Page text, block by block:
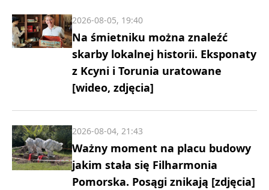
Na śmietniku można znaleźć
skarby lokalnej historii. Eksponaty
z Kcyni i Torunia uratowane
[wideo, zdjęcia]
2026-08-05, 19:40
Ważny moment na placu budowy
jakim stała się Filharmonia
Pomorska. Posągi znikają [zdjęcia]
2026-08-04, 21:43